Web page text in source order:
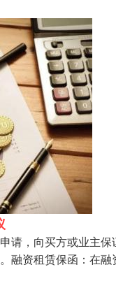
请，向买方或业主
融资租赁保函：在